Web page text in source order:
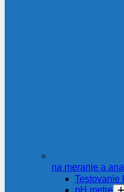
na meranie a
Testovanie
pH metre